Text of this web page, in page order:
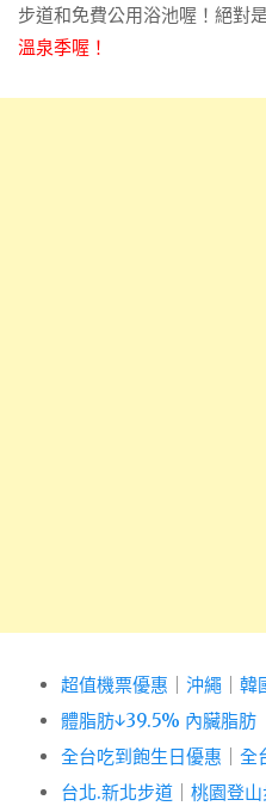
步道和免費公用浴池喔！絕對
溫泉季喔！
超值機票優惠 沖繩 韓
體脂肪↓39.5% 內臟脂肪
全台吃到飽生日優惠
全
台北.新北步道
桃園登